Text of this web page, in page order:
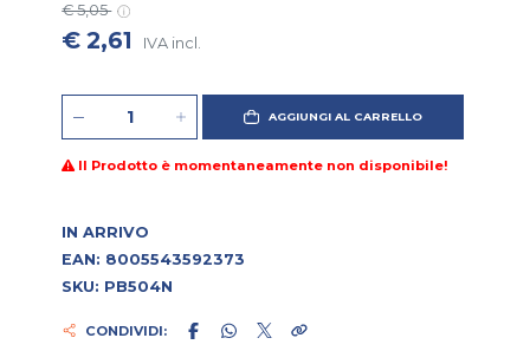
€ 5,05
€ 2,61 IVA incl.
AGGIUNGI AL CARRELLO
Il Prodotto è momentaneamente non disponibile!
IN ARRIVO
EAN: 8005543592373
SKU: PB504N
CONDIVIDI: